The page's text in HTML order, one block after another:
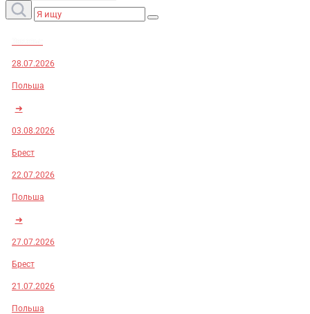
28.07.2026
Польша
➜
03.08.2026
Брест
22.07.2026
Польша
➜
27.07.2026
Брест
21.07.2026
Польша